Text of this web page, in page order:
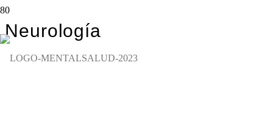
Neurología